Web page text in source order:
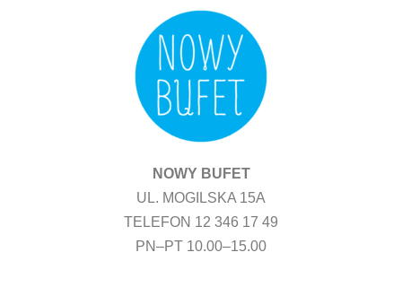
NOWY BUFET
UL. MOGILSKA 15A
TELEFON 12 346 17 49
PN–PT 10.00–15.00